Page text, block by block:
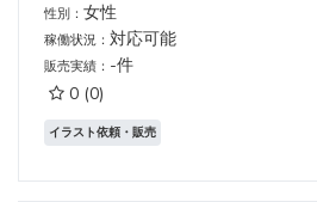
性別： 女性
稼働状況： 対応可能
販売実績： -件
0 (0)
イラスト依頼・販売